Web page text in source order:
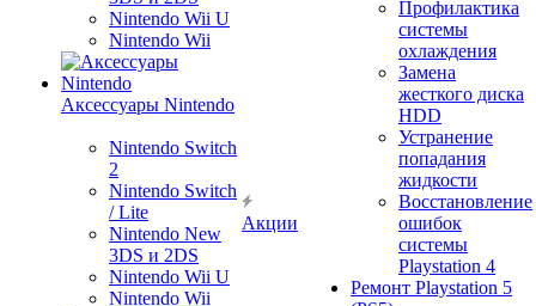
Nintendo Wii U
Nintendo Wii
Аксессуары Nintendo
Nintendo Switch
2
Nintendo Switch
/ Lite
Nintendo New
3DS и 2DS
Nintendo Wii U
Nintendo Wii
Акции
Профилактика
системы
охлаждения
Замена
жесткого диска
HDD
Устранение
попадания
жидкости
Восстановление
ошибок
системы
Playstation 4
Ремонт Playstation 5